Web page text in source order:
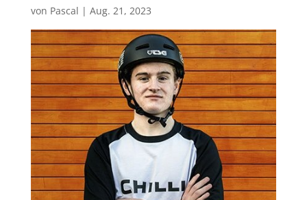
von Pascal | Aug. 21, 2023